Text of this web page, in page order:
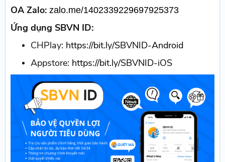
OA Zalo: zalo.me/1402339229697925373
Ứng dụng SBVN ID:
CHPlay: https://bit.ly/SBVNID-Android
Appstore: https://bit.ly/SBVNID-iOS